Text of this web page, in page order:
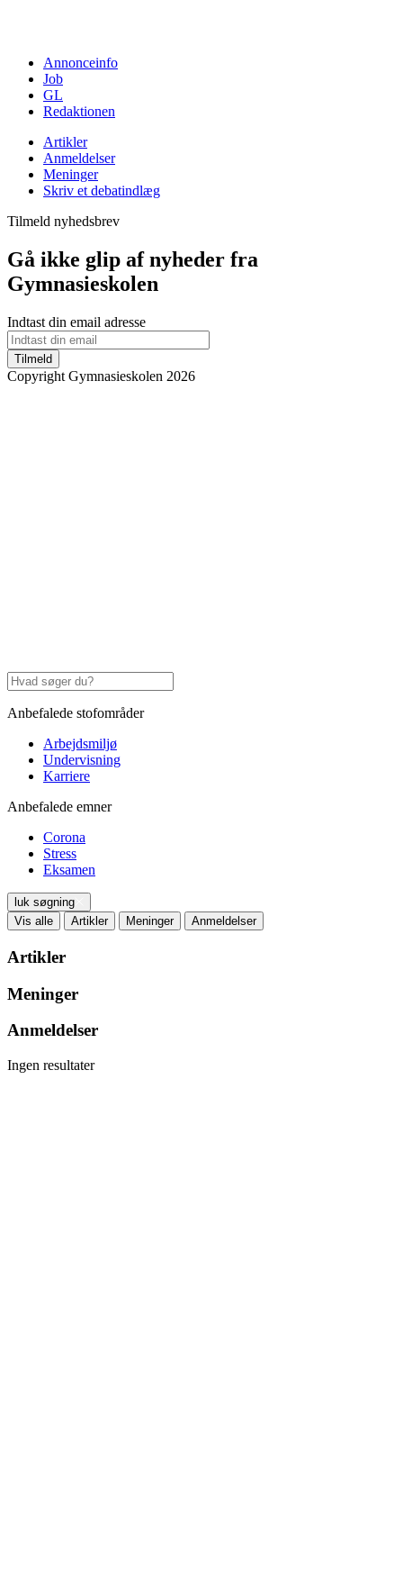
Annonceinfo
Job
GL
Redaktionen
Artikler
Anmeldelser
Meninger
Skriv et debatindlæg
Tilmeld nyhedsbrev
Gå ikke glip af nyheder fra
Gymnasieskolen
Indtast din email adresse
Tilmeld
Copyright Gymnasieskolen 2026
Anbefalede stofområder
Arbejdsmiljø
Undervisning
Karriere
Anbefalede emner
Corona
Stress
Eksamen
luk søgning
Vis alle
Artikler Meninger Anmeldelser
Artikler
Meninger
Anmeldelser
Ingen resultater